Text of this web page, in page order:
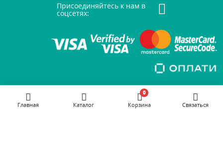
Присоединяйтесь к нам в
соцсетях:
Главная Каталог Корзина
0
Связаться